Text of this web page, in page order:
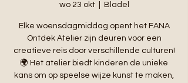
wo 23 okt
  |
Bladel
Elke woensdagmiddag opent het FANA
Ontdek Atelier zijn deuren voor een
creatieve reis door verschillende culturen!
🌍 Het atelier biedt kinderen de unieke
kans om op speelse wijze kunst te maken,